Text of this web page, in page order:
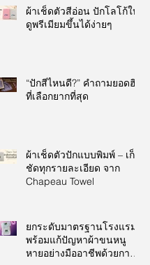
ผ้าเช็ดตัวสีอ่อน ปักโลโก้ให้
ดูพรีเมียมขึ้นได้ง่ายๆ
“ปักสีไหนดี?” คำถามยอดฮิต
ที่เลือกยากที่สุด
ผ้าเช็ดตัวปักแบบพิมพ์ – เก็บ
ชัดทุกรายละเอียด จาก
Chapeau Towel
ยกระดับมาตรฐานโรงแรม
พร้อมแก้ปัญหาผ้าขนหนู
หายอย่างมืออาชีพด้วยการ